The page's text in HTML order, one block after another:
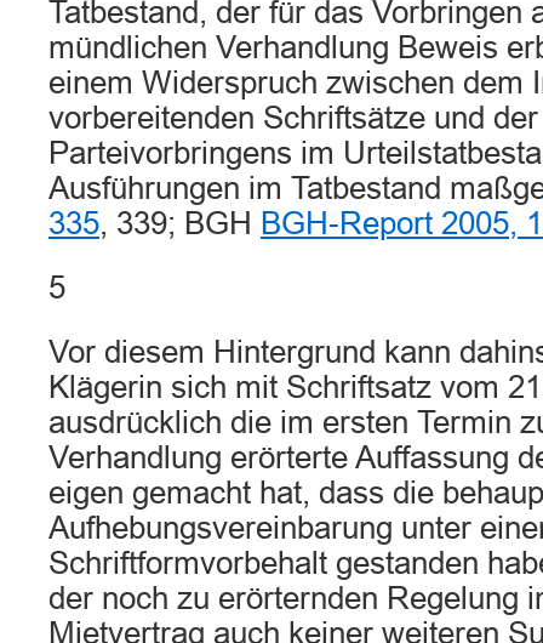
Tatbestand, der für das Vorbringen
mündlichen Verhandlung Beweis
einem Widerspruch zwischen dem
vorbereitenden Schriftsätze und
Parteivorbringens im
Ausführungen im Tatbestand
335, 339; BGH BGH-Report 2005,
5
Vor diesem Hintergrund kann
Klägerin sich mit Schriftsatz vom
ausdrücklich die im ersten Termin
Verhandlung erörterte Auffassung
eigen gemacht hat, dass die
Aufhebungsvereinbarung unter
Schriftformvorbehalt gestanden
der noch zu erörternden Regelung
Mietvertrag auch keiner weiteren